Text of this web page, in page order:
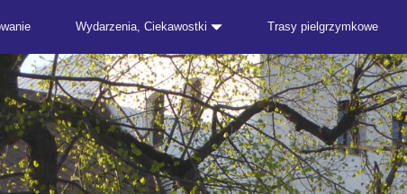
Wydarzenia, Ciekawostki Trasy pielgrzymkowe